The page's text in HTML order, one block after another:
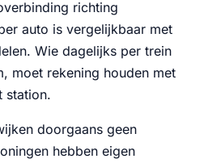
richting
auto is vergelijkbaar met
Wie dagelijks per trein
moet rekening houden met
station.
doorgaans geen
hebben eigen